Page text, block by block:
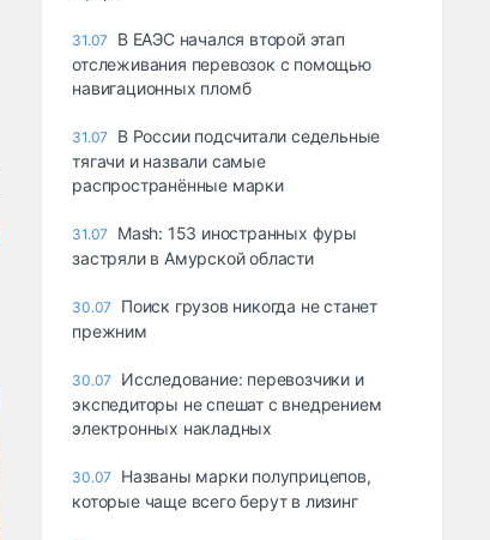
31.07
В ЕАЭС начался второй этап
отслеживания перевозок с помощью
навигационных пломб
31.07
В России подсчитали седельные
тягачи и назвали самые
распространённые марки
31.07
Mash: 153 иностранных фуры
застряли в Амурской области
30.07
Поиск грузов никогда не станет
прежним
30.07
Исследование: перевозчики и
экспедиторы не спешат с внедрением
электронных накладных
30.07
Названы марки полуприцепов,
которые чаще всего берут в лизинг